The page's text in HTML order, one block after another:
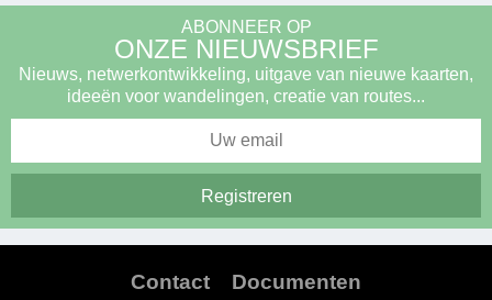
ABONNEER OP
ONZE NIEUWSBRIEF
Nieuws, netwerkontwikkeling, uitgave van nieuwe kaarten,
ideeën voor wandelingen, creatie van routes...
Contact Documenten